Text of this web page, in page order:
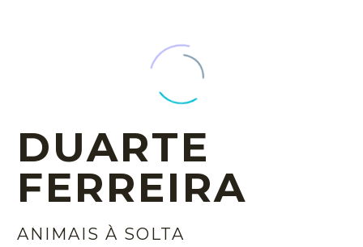
DUARTE
FERREIRA
ANIMAIS À SOLTA